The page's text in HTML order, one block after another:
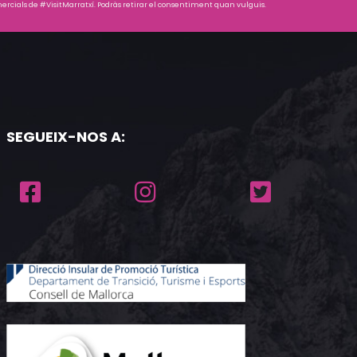
de #VisitMarratxí. Podràs retirar el consentiment quan vulguis.
SEGUEIX-NOS A: